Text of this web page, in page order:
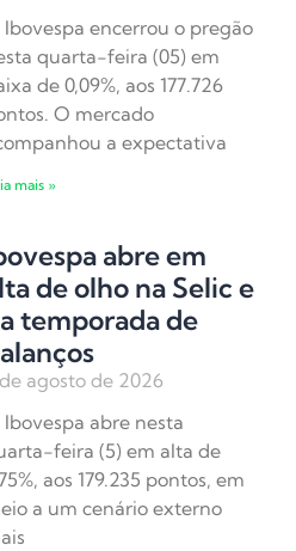
Ibovespa encerrou o pregão
quarta-feira (05) em
de 0,09%, aos 177.726
O mercado
a expectativa
mais »
abre em
de olho na Selic e
temporada de
agosto de 2026
Ibovespa abre nesta
feira (5) em alta de
aos 179.235 pontos, em
a um cenário externo